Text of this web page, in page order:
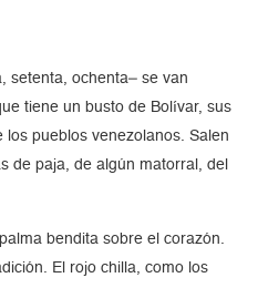
setenta, ochenta– se van
tiene un busto de Bolívar, sus
pueblos venezolanos. Salen
de paja, de algún matorral, del
bendita sobre el corazón.
El rojo chilla, como los